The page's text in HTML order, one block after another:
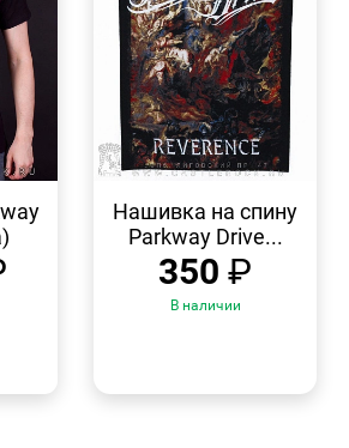
ПРОСМОТР
Нашивка на спину
Parkway Drive...
350 ₽
В наличии